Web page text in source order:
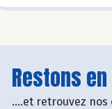
Restons
....et retrouvez